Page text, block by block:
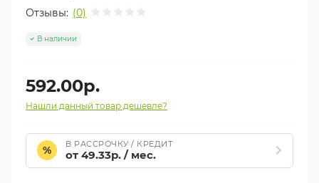
Отзывы: (0)
В наличии
592.00р.
Нашли данный товар дешевле?
%
В РАССРОЧКУ / КРЕДИТ
от 49.33р. / мес.